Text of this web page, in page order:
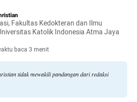
Fakultas Kedokteran dan Ilmu
Katolik Indonesia Atma Jaya
baca 3 menit
tidak mewakili pandangan dari redaksi